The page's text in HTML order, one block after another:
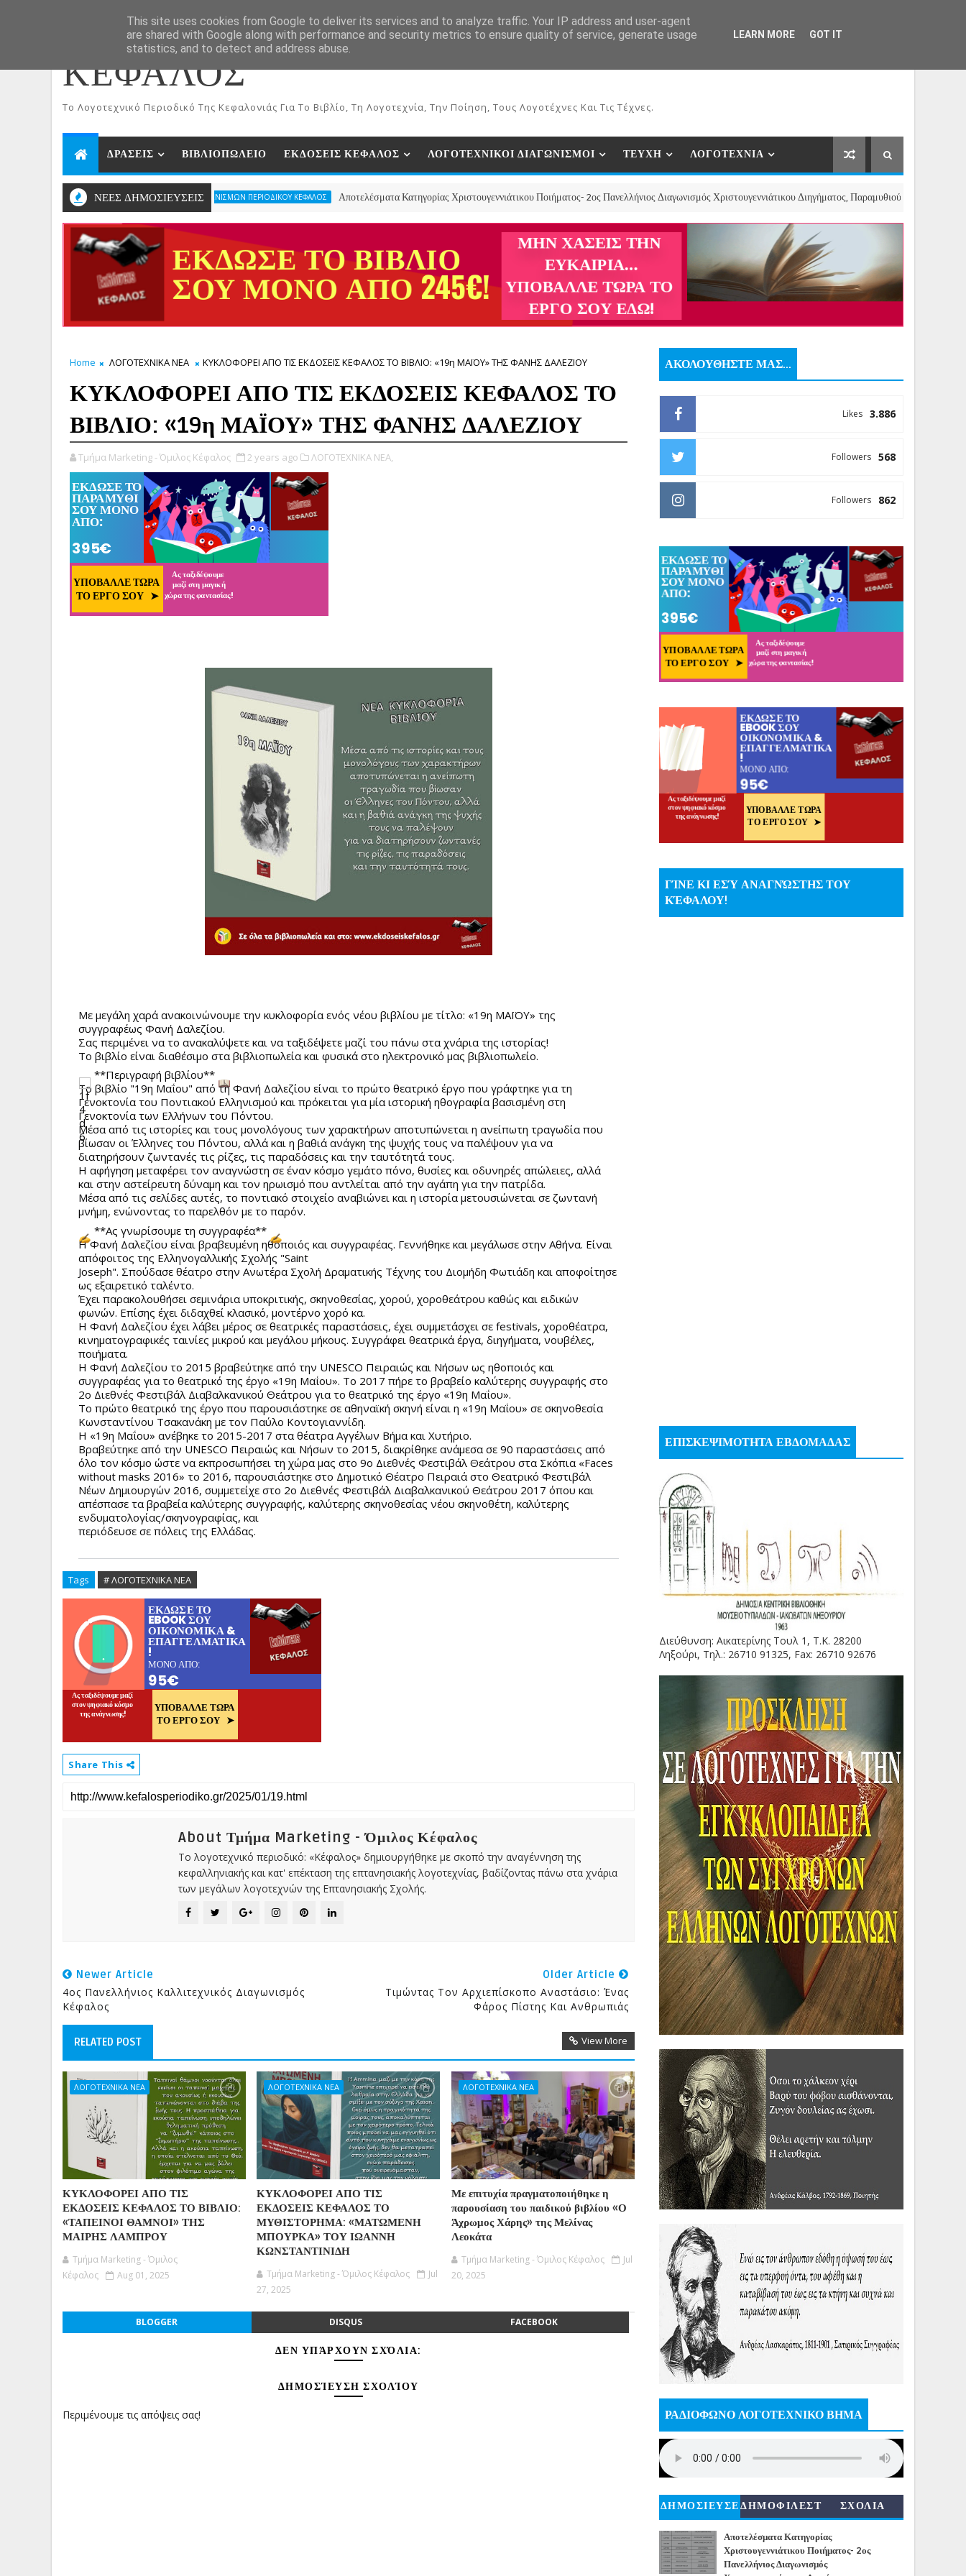
ΑΡΧΙΚΗ ΕΚΔΟΣΕΙΣ ΒΙΒΛΙΩΝ ΗΛΕΚΤΡΟΝΙΚΟ ΒΙΒΛΙΟΠΩΛΕΙΟ ΣΥΝΕΡΓΑΤΕΣ
ΚΕΦΑΛΟΣ
To Λογοτεχνικό Περιοδικό Της Κεφαλονιάς Για Το Βιβλίο, Τη Λογοτεχνία, Την Ποίηση, Τους Λογοτέχνες Και Τις Τέχνες.
ΔΡΑΣΕΙΣ ΒΙΒΛΙΟΠΩΛΕΙΟ ΕΚΔΟΣΕΙΣ ΚΕΦΑΛΟΣ ΛΟΓΟΤΕΧΝΙΚΟΙ ΔΙΑΓΩΝΙΣΜΟΙ ΤΕΥΧΗ ΛΟΓΟΤΕΧΝΙΑ
ΝΕΕΣ ΔΗΜΟΣΙΕΥΣΕΙΣ
ΑΠΟΤΕΛΕΣΜΑΤΑ ΛΟΓΟΤΕΧΝΙΚΩΝ ΔΙΑΓΩΝΙΣΜΩΝ ΠΕΡΙΟΔΙΚΟΥ ΚΕΦΑΛΟΣ Αποτελέσματα Κατηγορίας Χριστουγεννιάτικου Ποιήματος- 2ος Πανελλήνιος Διαγωνισμός Χριστουγεννιάτικου Διηγήματος, Παραμυθιού και Ποιήματος
Home ΛΟΓΟΤΕΧΝΙΚΑ ΝΕΑ ΚΥΚΛΟΦΟΡΕΙ ΑΠΟ ΤΙΣ ΕΚΔΟΣΕΙΣ ΚΕΦΑΛΟΣ ΤΟ ΒΙΒΛΙΟ: «19η ΜΑΪΟΥ» ΤΗΣ ΦΑΝΗΣ ΔΑΛΕΖΙΟΥ
ΚΥΚΛΟΦΟΡΕΙ ΑΠΟ ΤΙΣ ΕΚΔΟΣΕΙΣ ΚΕΦΑΛΟΣ ΤΟ
ΒΙΒΛΙΟ: «19η ΜΑΪΟΥ» ΤΗΣ ΦΑΝΗΣ ΔΑΛΕΖΙΟΥ
Τμήμα Marketing - Όμιλος Κέφαλος 2 years ago ΛΟΓΟΤΕΧΝΙΚΑ ΝΕΑ,
Με μεγάλη χαρά ανακοινώνουμε την κυκλοφορία ενός νέου βιβλίου με τίτλο: «19η ΜΑΪΟΥ» της
συγγραφέως Φανή Δαλεζίου.
Σας περιμένει να το ανακαλύψετε και να ταξιδέψετε μαζί του πάνω στα χνάρια της ιστορίας!
Το βιβλίο είναι διαθέσιμο στα βιβλιοπωλεία και φυσικά στο ηλεκτρονικό μας βιβλιοπωλείο.
**Περιγραφή βιβλίου**
Το βιβλίο "19η Μαΐου" από τη Φανή Δαλεζίου είναι το πρώτο θεατρικό έργο που γράφτηκε για τη
Γενοκτονία του Ποντιακού Ελληνισμού και πρόκειται για μία ιστορική ηθογραφία βασισμένη στη
Γενοκτονία των Ελλήνων του Πόντου.
Μέσα από τις ιστορίες και τους μονολόγους των χαρακτήρων αποτυπώνεται η ανείπωτη τραγωδία που
βίωσαν οι Έλληνες του Πόντου, αλλά και η βαθιά ανάγκη της ψυχής τους να παλέψουν για να
διατηρήσουν ζωντανές τις ρίζες, τις παραδόσεις και την ταυτότητά τους.
Η αφήγηση μεταφέρει τον αναγνώστη σε έναν κόσμο γεμάτο πόνο, θυσίες και οδυνηρές απώλειες, αλλά
και στην αστείρευτη δύναμη και τον ηρωισμό που αντλείται από την αγάπη για την πατρίδα.
Μέσα από τις σελίδες αυτές, το ποντιακό στοιχείο αναβιώνει και η ιστορία μετουσιώνεται σε ζωντανή
μνήμη, ενώνοντας το παρελθόν με το παρόν.
**Ας γνωρίσουμε τη συγγραφέα**
Η Φανή Δαλεζίου είναι βραβευμένη ηθοποιός και συγγραφέας. Γεννήθηκε και μεγάλωσε στην Αθήνα. Είναι
απόφοιτος της Ελληνογαλλικής Σχολής "Saint
Joseph". Σπούδασε θέατρο στην Ανωτέρα Σχολή Δραματικής Τέχνης του Διομήδη Φωτιάδη και αποφοίτησε
ως εξαιρετικό ταλέντο.
Έχει παρακολουθήσει σεμινάρια υποκριτικής, σκηνοθεσίας, χορού, χοροθεάτρου καθώς και ειδικών
φωνών. Eπίσης έχει διδαχθεί κλασικό, μοντέρνο χορό κα.
Η Φανή Δαλεζίου έχει λάβει μέρος σε θεατρικές παραστάσεις, έχει συμμετάσχει σε festivals, χοροθέατρα,
κινηματογραφικές ταινίες μικρού και μεγάλου μήκους. Συγγράφει θεατρικά έργα, διηγήματα, νουβέλες,
ποιήματα.
Η Φανή Δαλεζίου το 2015 βραβεύτηκε από την UNESCO Πειραιώς και Νήσων ως ηθοποιός και
συγγραφέας για το θεατρικό της έργο «19η Μαΐου». Το 2017 πήρε το βραβείο καλύτερης συγγραφής στο
2ο Διεθνές Φεστιβάλ Διαβαλκανικού Θεάτρου για το θεατρικό της έργο «19η Μαΐου».
Το πρώτο θεατρικό της έργο που παρουσιάστηκε σε αθηναϊκή σκηνή είναι η «19η Μαΐου» σε σκηνοθεσία
Κωνσταντίνου Τσακανάκη με τον Παύλο Κοντογιαννίδη.
Η «19η Μαΐου» ανέβηκε το 2015-2017 στα θέατρα Αγγέλων Βήμα και Χυτήριο.
Βραβεύτηκε από την UNESCO Πειραιώς και Νήσων το 2015, διακρίθηκε ανάμεσα σε 90 παραστάσεις από
όλο τον κόσμο ώστε να εκπροσωπήσει τη χώρα μας στο 9ο Διεθνές Φεστιβάλ Θεάτρου στα Σκόπια «Faces
without masks 2016» το 2016, παρουσιάστηκε στο Δημοτικό Θέατρο Πειραιά στο Θεατρικό Φεστιβάλ
Νέων Δημιουργών 2016, συμμετείχε στο 2ο Διεθνές Φεστιβάλ Διαβαλκανικού Θεάτρου 2017 όπου και
απέσπασε τα βραβεία καλύτερης συγγραφής, καλύτερης σκηνοθεσίας νέου σκηνοθέτη, καλύτερης
ενδυματολογίας/σκηνογραφίας, και
περιόδευσε σε πόλεις της Ελλάδας.
Tags # ΛΟΓΟΤΕΧΝΙΚΑ ΝΕΑ
Share This
About Τμήμα Marketing - Όμιλος Κέφαλος
Το λογοτεχνικό περιοδικό: «Κέφαλος» δημιουργήθηκε με σκοπό την αναγέννηση της
κεφαλληνιακής και κατ' επέκταση της επτανησιακής λογοτεχνίας, βαδίζοντας πάνω στα χνάρια
των μεγάλων λογοτεχνών της Επτανησιακής Σχολής.
Newer Article
4ος Πανελλήνιος Καλλιτεχνικός Διαγωνισμός
Κέφαλος
Older Article
Τιμώντας Τον Αρχιεπίσκοπο Αναστάσιο: Ένας
Φάρος Πίστης Και Ανθρωπιάς
RELATED POST View More
ΛΟΓΟΤΕΧΝΙΚΑ ΝΕΑ
ΚΥΚΛΟΦΟΡΕΙ ΑΠΟ ΤΙΣ
ΕΚΔΟΣΕΙΣ ΚΕΦΑΛΟΣ ΤΟ ΒΙΒΛΙΟ:
«ΤΑΠΕΙΝΟΙ ΘΑΜΝΟΙ» ΤΗΣ
ΜΑΙΡΗΣ ΛΑΜΠΡΟΥ
Τμήμα Marketing - Όμιλος
Κέφαλος
Aug 01, 2025
ΛΟΓΟΤΕΧΝΙΚΑ ΝΕΑ
ΚΥΚΛΟΦΟΡΕΙ ΑΠΟ ΤΙΣ
ΕΚΔΟΣΕΙΣ ΚΕΦΑΛΟΣ ΤΟ
ΜΥΘΙΣΤΟΡΗΜΑ: «ΜΑΤΩΜΕΝΗ
ΜΠΟΥΡΚΑ» ΤΟΥ ΙΩΑΝΝΗ
ΚΩΝΣΤΑΝΤΙΝΙΔΗ
Τμήμα Marketing - Όμιλος Κέφαλος
Jul
27, 2025
ΛΟΓΟΤΕΧΝΙΚΑ ΝΕΑ
Με επιτυχία πραγματοποιήθηκε η
παρουσίαση του παιδικού βιβλίου «Ο
Άχρωμος Χάρης» της Μελίνας
Λεοκάτα
Τμήμα Marketing - Όμιλος Κέφαλος
Jul
20, 2025
BLOGGER DISQUS FACEBOOK
ΔΕΝ ΥΠΆΡΧΟΥΝ ΣΧΌΛΙΑ:
ΔΗΜΟΣΊΕΥΣΗ ΣΧΟΛΊΟΥ
Περιμένουμε τις απόψεις σας!
ΑΚΟΛΟΥΘΗΣΤΕ ΜΑΣ...
3.886
Likes
568
Followers
862
Followers
ΓΊΝΕ ΚΙ ΕΣΎ ΑΝΑΓΝΏΣΤΗΣ ΤΟΥ
ΚΈΦΑΛΟΥ!
ΕΠΙΣΚΕΨΙΜΟΤΗΤΑ ΕΒΔΟΜΑΔΑΣ
Διεύθυνση: Αικατερίνης Τουλ 1, Τ.Κ. 28200
Ληξούρι, Τηλ.: 26710 91325, Fax: 26710 92676
ΡΑΔΙΟΦΩΝΟ ΛΟΓΟΤΕΧΝΙΚΟ ΒΗΜΑ
ΔΗΜΟΣΙΕΥΣΕ
ΙΣ
ΔΗΜΟΦΙΛΕΣΤ
ΣΧΟΛΙΑ
Αποτελέσματα Κατηγορίας
Χριστουγεννιάτικου Ποιήματος- 2ος
Πανελλήνιος Διαγωνισμός
This site uses cookies from Google to deliver its services and to analyze traffic. Your IP address and user-agent
are shared with Google along with performance and security metrics to ensure quality of service, generate usage
statistics, and to detect and address abuse.
LEARN MORE GOT IT